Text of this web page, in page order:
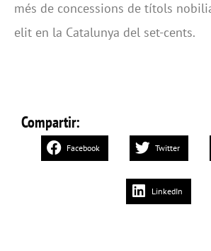
més de concessions de títols
elit en la Catalunya del set-cents.
Compartir:
Facebook Twitter
LinkedIn